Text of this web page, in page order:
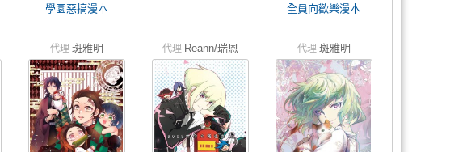
學園惡搞漫本
全員向歡樂漫本
代理 斑雅明 代理 Reann/瑞恩 代理 斑雅明